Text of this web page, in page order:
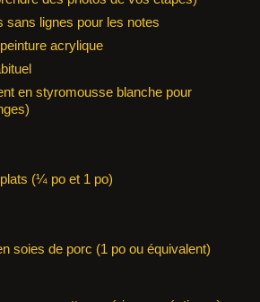
sans lignes pour les notes
acrylique
en styromousse blanche pour
(¼ po et 1 po)
soies de porc (1 po ou équivalent)